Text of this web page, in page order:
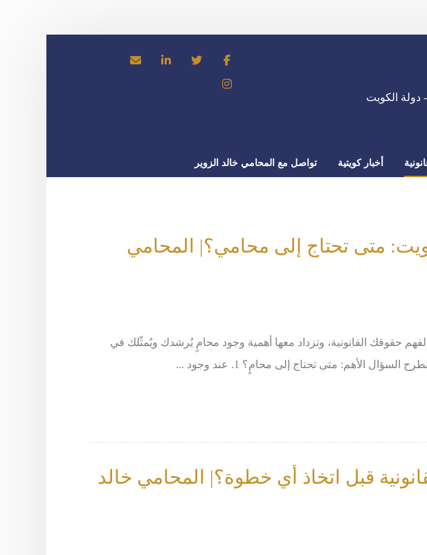
دولة الكويت
أخبار كويتية تواصل مع المحامي خالد الزوير
متى تحتاج إلى محامي؟| المحامي
حقوقك القانونية، وتزداد معها أهمية وجود محامٍ يُرشدك ويُمثّلك في
الأهم: متى تحتاج إلى محامٍ؟ 1. عند وجود ...
قبل اتخاذ أي خطوة؟| المحامي خالد